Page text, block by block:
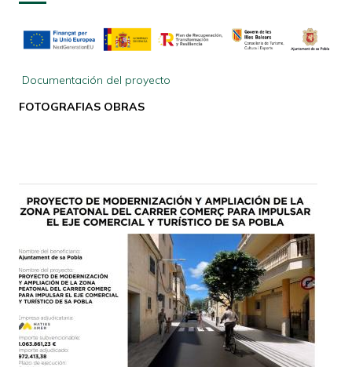
Documentación del proyecto
FOTOGRAFIAS OBRAS